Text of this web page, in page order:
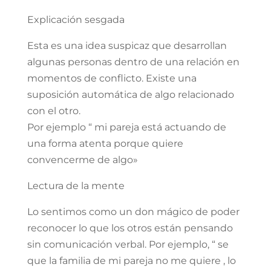
Explicación sesgada
Esta es una idea suspicaz que desarrollan
algunas personas dentro de una relación en
momentos de conflicto. Existe una
suposición automática de algo relacionado
con el otro.
Por ejemplo “ mi pareja está actuando de
una forma atenta porque quiere
convencerme de algo»
Lectura de la mente
Lo sentimos como un don mágico de poder
reconocer lo que los otros están pensando
sin comunicación verbal. Por ejemplo, “ se
que la familia de mi pareja no me quiere , lo